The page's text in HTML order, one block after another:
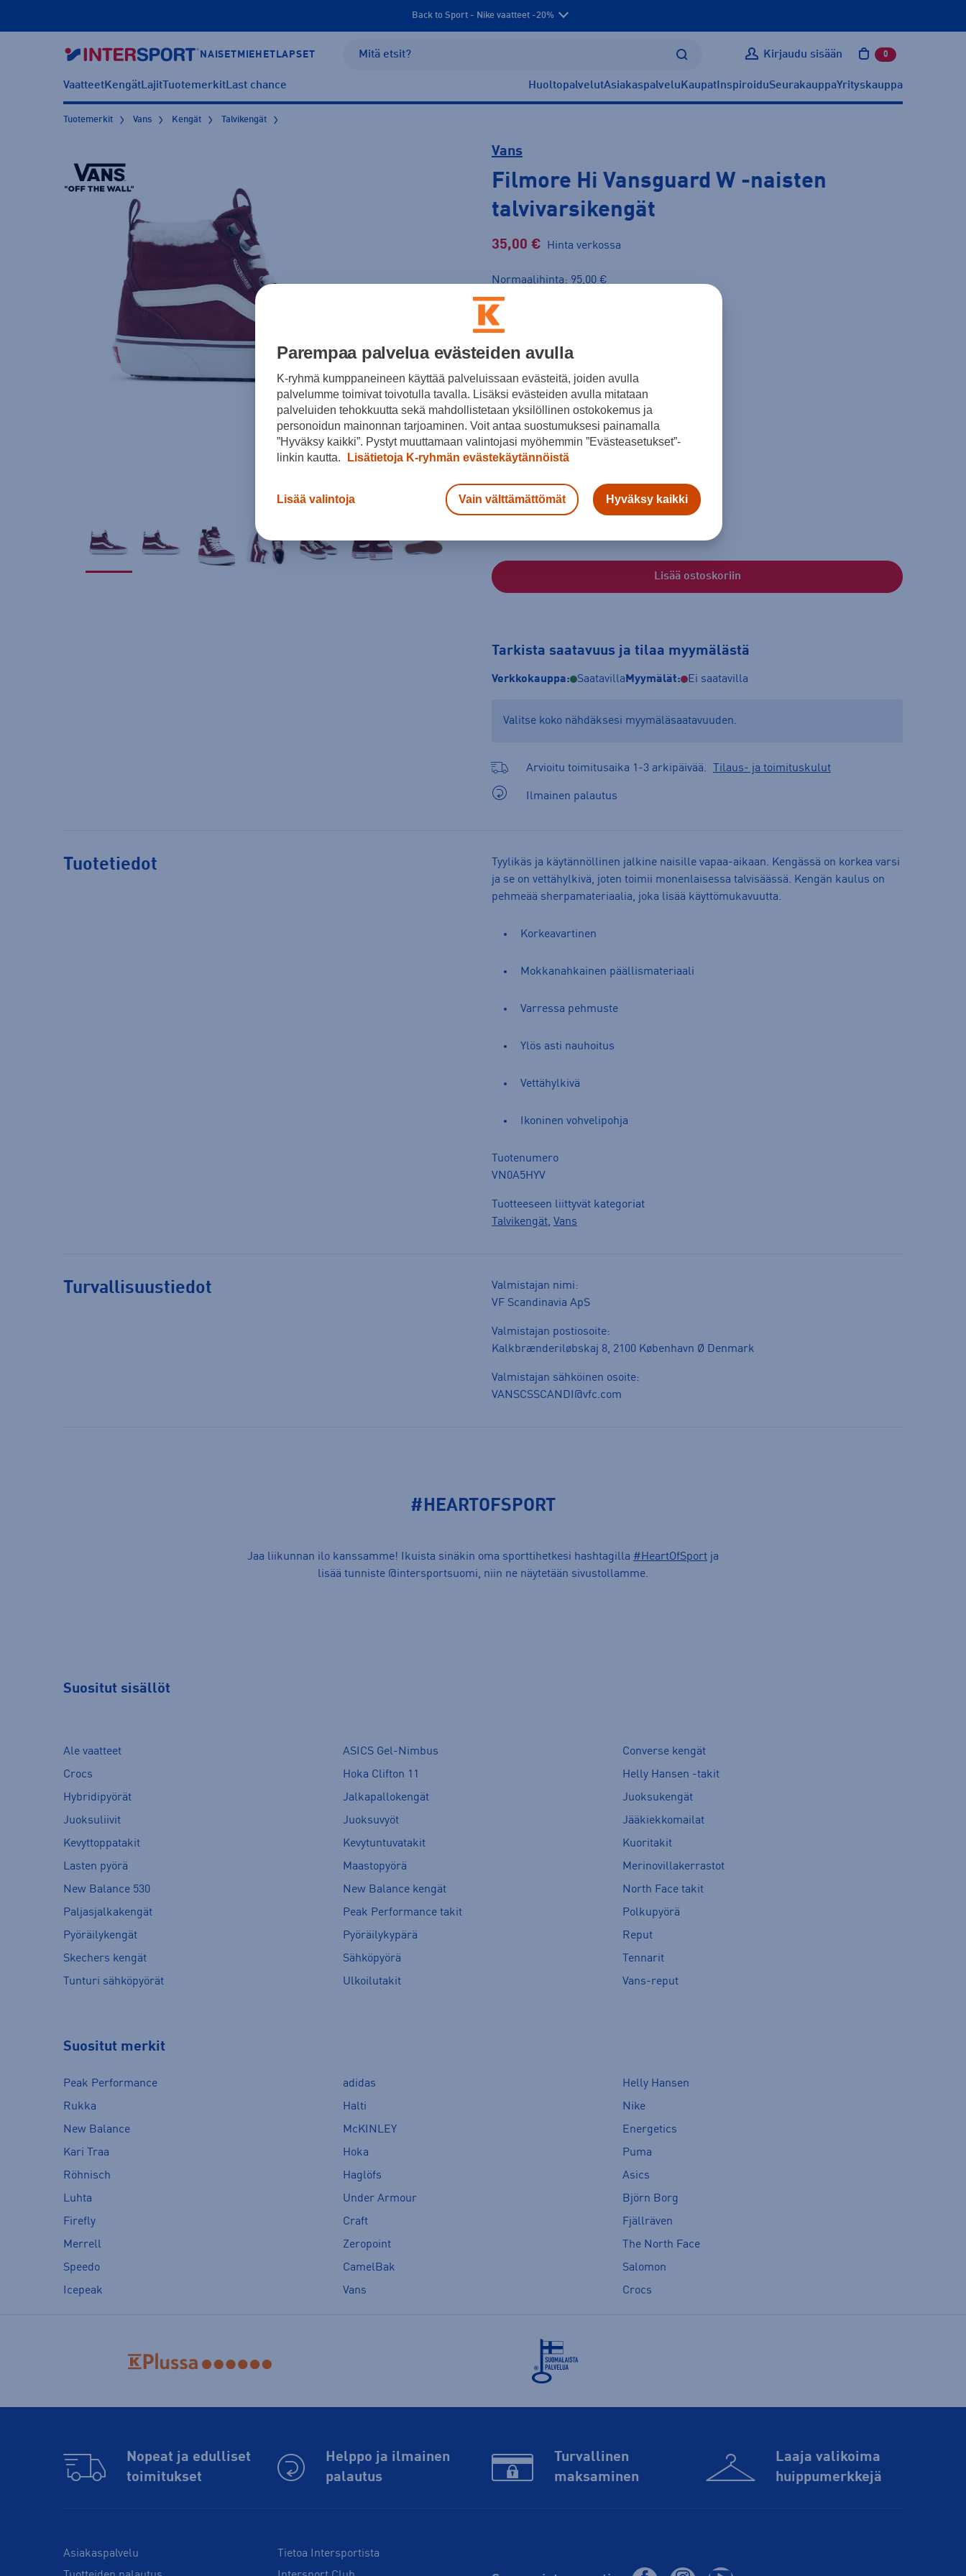
Back to Sport - Nike vaatteet -20%
NAISET MIEHET LAPSET Kirjaudu sisään 0 tuotetta
VaatteetKengätLajitTuotemerkitLast chance HuoltopalvelutAsiakaspalvelu Kaupat InspiroiduSeurakauppaYrityskauppa
Tuotemerkit Vans Kengät Talvikengät
Vans
Filmore Hi Vansguard W -naisten
talvivarsikengät
35,00 € Hinta verkossa
Normaalihinta: 95,00 €
30pv alin hinta: 35,00 €
Väri
Punainen
Koko
Lisää ostoskoriin
Tarkista saatavuus ja tilaa myymälästä
Verkkokauppa: Saatavilla Myymälät: Ei saatavilla
Valitse koko nähdäksesi myymäläsaatavuuden.
Arvioitu toimitusaika 1-3 arkipäivää. Tilaus- ja toimituskulut
Ilmainen palautus
Tuotetiedot
Tyylikäs ja käytännöllinen jalkine naisille vapaa-aikaan. Kengässä on korkea varsi
ja se on vettähylkivä, joten toimii monenlaisessa talvisäässä. Kengän kaulus on
pehmeää sherpamateriaalia, joka lisää käyttömukavuutta.
Korkeavartinen
Mokkanahkainen päällismateriaali
Varressa pehmuste
Ylös asti nauhoitus
Vettähylkivä
Ikoninen vohvelipohja
Tuotenumero
VN0A5HYV
Tuotteeseen liittyvät kategoriat
Talvikengät, Vans
Turvallisuustiedot
Valmistajan nimi:
VF Scandinavia ApS
Valmistajan postiosoite:
Kalkbrænderiløbskaj 8, 2100 København Ø Denmark
Valmistajan sähköinen osoite:
VANSCSSCANDI@vfc.com
#HEARTOFSPORT
Jaa liikunnan ilo kanssamme! Ikuista sinäkin oma sporttihetkesi hashtagilla #HeartOfSport ja
lisää tunniste @intersportsuomi, niin ne näytetään sivustollamme.
Suositut sisällöt
Ale vaatteet ASICS Gel-Nimbus
Converse kengät
Crocs
Hoka Clifton 11
Helly Hansen -takit
Hybridipyörät
Jalkapallokengät
Juoksukengät
Juoksuliivit
Juoksuvyöt
Jääkiekkomailat
Kevyttoppatakit
Kevytuntuvatakit
Kuoritakit
Lasten pyörä
Maastopyörä
Merinovillakerrastot
New Balance 530
New Balance kengät
North Face takit
Paljasjalkakengät
Peak Performance takit
Polkupyörä
Pyöräilykengät
Pyöräilykypärä
Reput
Skechers kengät
Sähköpyörä
Tennarit
Tunturi sähköpyörät
Ulkoilutakit Vans-reput
Suositut merkit
Peak Performance adidas
Helly Hansen
Rukka
Halti
Nike
New Balance
McKINLEY
Energetics
Kari Traa
Hoka
Puma
Röhnisch
Haglöfs
Asics
Luhta
Under Armour
Björn Borg
Firefly
Craft
Fjällräven
Merrell
Zeropoint
The North Face
Speedo
CamelBak
Salomon
Icepeak
Vans Crocs
Nopeat ja edulliset
toimitukset
Helppo ja ilmainen
palautus
Turvallinen
maksaminen
Laaja valikoima
huippu­merkkejä
Asiakaspalvelu
Tietoa Intersportista
Parempaa palvelua evästeiden avulla
K-ryhmä kumppaneineen käyttää palveluissaan evästeitä, joiden avulla
palvelumme toimivat toivotulla tavalla. Lisäksi evästeiden avulla mitataan
palveluiden tehokkuutta sekä mahdollistetaan yksilöllinen ostokokemus ja
personoidun mainonnan tarjoaminen. Voit antaa suostumuksesi painamalla
”Hyväksy kaikki”. Pystyt muuttamaan valintojasi myöhemmin ”Evästeasetukset”-
linkin kautta.
Lisätietoja K-ryhmän evästekäytännöistä
Lisää valintoja Vain välttämättömät Hyväksy kaikki